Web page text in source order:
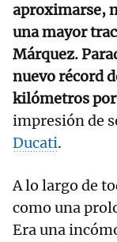
aproximarse,
una mayor
Márquez.
nuevo récord
kilómetros
impresión de
Ducati.
A lo largo de
como una
Era una